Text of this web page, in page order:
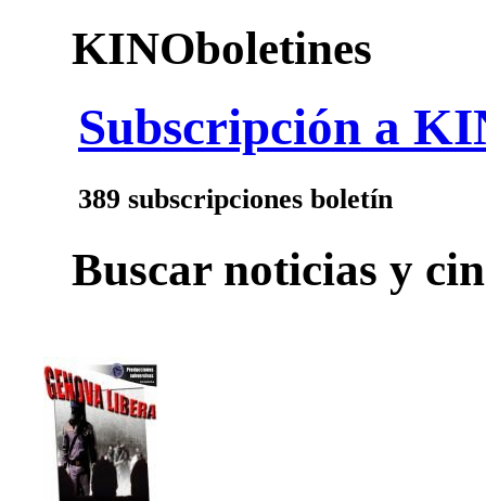
KINOboletines
Subscripción a
389 subscripciones boletín
Buscar noticias y